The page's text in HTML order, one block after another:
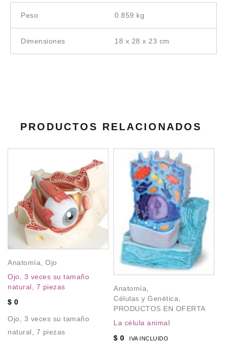
Peso 0.859 kg
Dimensiones 18 x 28 x 23 cm
PRODUCTOS RELACIONADOS
Anatomía
Ojo
Ojo, 3 veces su tamaño
natural, 7 piezas
$ 0
Ojo, 3 veces su tamaño
natural, 7 piezas
Anatomía
Células y Genética
PRODUCTOS EN OFERTA
La célula animal
$ 0 IVA INCLUIDO